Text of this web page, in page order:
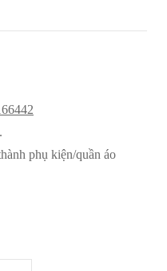
phụ kiện/quần áo